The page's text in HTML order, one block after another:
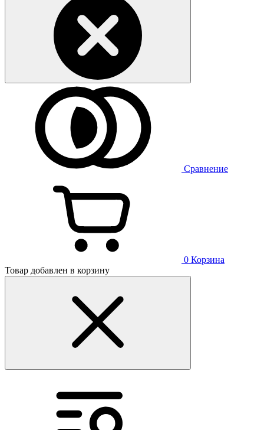
Сравнение
0 Корзина
Товар добавлен в корзину